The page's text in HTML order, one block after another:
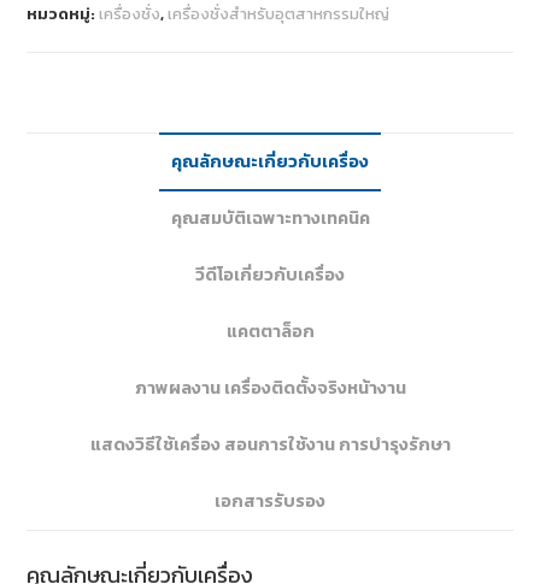
หมวดหมู่:เครื่องชั่ง,เครื่องชั่งสำหรับอุตสาหกรรมใหญ่
คุณลักษณะเกี่ยวกับเครื่อง
คุณสมบัติเฉพาะทางเทคนิค
วีดีโอเกี่ยวกับเครื่อง
แคตตาล็อก
ภาพผลงาน เครื่องติดตั้งจริงหน้างาน
แสดงวิธีใช้เครื่อง สอนการใช้งาน การบำรุงรักษา
เอกสารรับรอง
คุณลักษณะเกี่ยวกับเครื่อง